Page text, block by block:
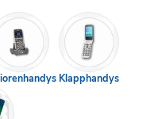
Klapphandys